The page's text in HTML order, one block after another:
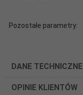
Pozostałe parametry:
DANE TECHNICZNE
OPINIE KLIENTÓW